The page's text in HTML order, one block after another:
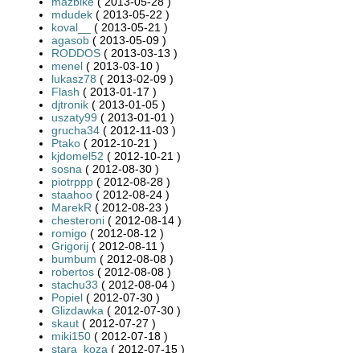
mdudek ( 2013-05-22 )
koval__
( 2013-05-21 )
agasob ( 2013-05-09 )
RODDOS ( 2013-03-13 )
menel ( 2013-03-10 )
lukasz78 ( 2013-02-09 )
Flash ( 2013-01-17 )
djtronik ( 2013-01-05 )
uszaty99 ( 2013-01-01 )
grucha34 ( 2012-11-03 )
Ptako ( 2012-10-21 )
kjdomel52 ( 2012-10-21 )
sosna ( 2012-08-30 )
piotrppp ( 2012-08-28 )
staahoo ( 2012-08-24 )
MarekR ( 2012-08-23 )
chesteroni ( 2012-08-14 )
romigo ( 2012-08-12 )
Grigorij ( 2012-08-11 )
bumbum ( 2012-08-08 )
robertos ( 2012-08-08 )
stachu33 ( 2012-08-04 )
Popiel ( 2012-07-30 )
Glizdawka ( 2012-07-30 )
skaut ( 2012-07-27 )
miki150 ( 2012-07-18 )
stara_koza ( 2012-07-15 )